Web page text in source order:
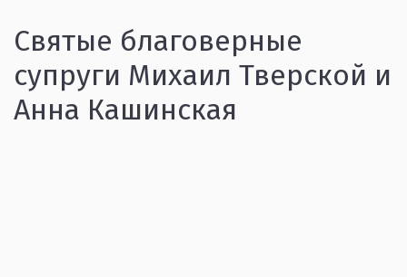
Святые благоверные
супруги Михаил Тверской и
Анна Кашинская